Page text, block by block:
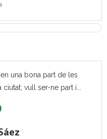
una bona part de les
vull ser-ne part i...